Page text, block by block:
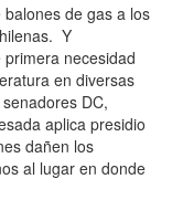
de gas a los
Y
necesidad
en diversas
DC,
aplica presidio
dañen los
al lugar en donde